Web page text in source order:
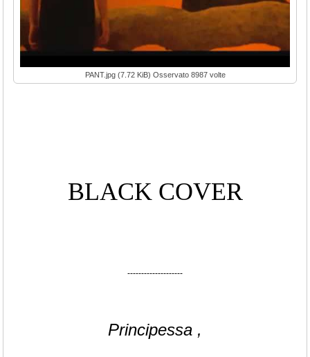
PANT.jpg (7.72 KiB) Osservato 8987 volte
BLACK COVER
--------------------
Principessa ,